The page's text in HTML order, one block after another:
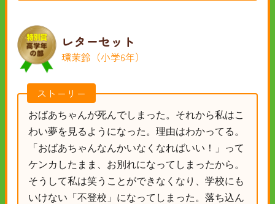
レターセット
環茉鈴（小学6年）
ストーリー
おばあちゃんが死んでしまった。それから私はこ
わい夢を見るようになった。理由はわかってる。
「おばあちゃんなんかいなくなればいい！」って
ケンカしたまま、お別れになってしまったから。
そうして私は笑うことができなくなり、学校にも
いけない「不登校」になってしまった。落ち込ん